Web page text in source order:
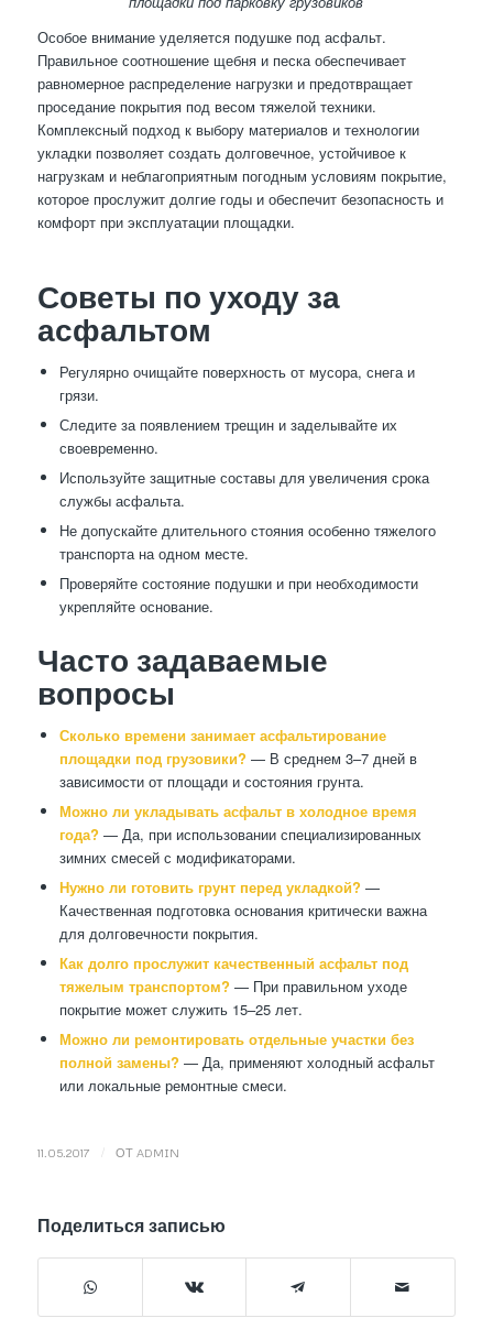
Особое внимание уделяется подушке под асфальт.
Правильное соотношение щебня и песка обеспечивает
равномерное распределение нагрузки и предотвращает
проседание покрытия под весом тяжелой техники.
Комплексный подход к выбору материалов и технологии
укладки позволяет создать долговечное, устойчивое к
нагрузкам и неблагоприятным погодным условиям покрытие,
которое прослужит долгие годы и обеспечит безопасность и
комфорт при эксплуатации площадки.
Советы по уходу за
асфальтом
Регулярно очищайте поверхность от мусора, снега и
грязи.
Следите за появлением трещин и заделывайте их
своевременно.
Используйте защитные составы для увеличения срока
службы асфальта.
Не допускайте длительного стояния особенно тяжелого
транспорта на одном месте.
Проверяйте состояние подушки и при необходимости
укрепляйте основание.
Часто задаваемые
вопросы
Сколько времени занимает асфальтирование
площадки под грузовики? — В среднем 3–7 дней в
зависимости от площади и состояния грунта.
Можно ли укладывать асфальт в холодное время
года? — Да, при использовании специализированных
зимних смесей с модификаторами.
Нужно ли готовить грунт перед укладкой? —
Качественная подготовка основания критически важна
для долговечности покрытия.
Как долго прослужит качественный асфальт под
тяжелым транспортом? — При правильном уходе
покрытие может служить 15–25 лет.
Можно ли ремонтировать отдельные участки без
полной замены? — Да, применяют холодный асфальт
или локальные ремонтные смеси.
11.05.2017 ОТ ADMIN
Поделиться записью